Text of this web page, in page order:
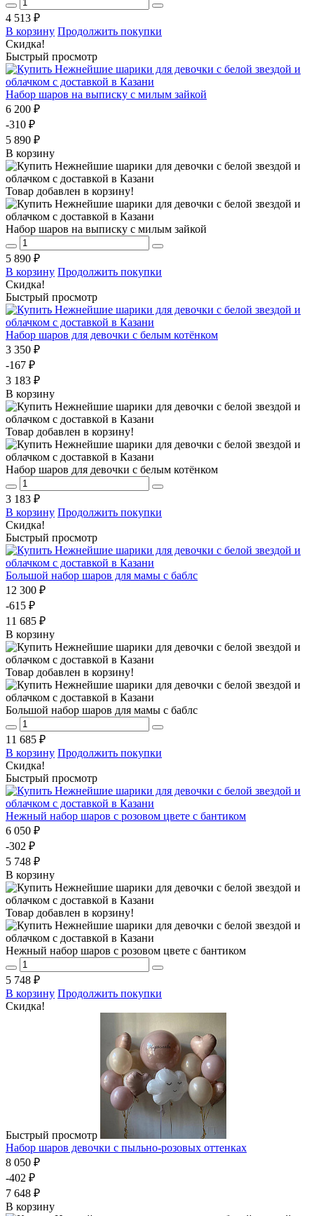
4 513 ₽
В корзину Продолжить покупки
Скидка!
Быстрый просмотр
Набор шаров на выписку с милым зайкой
6 200 ₽
-310 ₽
5 890 ₽
В корзину
Товар добавлен в корзину!
Набор шаров на выписку с милым зайкой
5 890 ₽
В корзину Продолжить покупки
Скидка!
Быстрый просмотр
Набор шаров для девочки с белым котёнком
3 350 ₽
-167 ₽
3 183 ₽
В корзину
Товар добавлен в корзину!
Набор шаров для девочки с белым котёнком
3 183 ₽
В корзину Продолжить покупки
Скидка!
Быстрый просмотр
Большой набор шаров для мамы с баблс
12 300 ₽
-615 ₽
11 685 ₽
В корзину
Товар добавлен в корзину!
Большой набор шаров для мамы с баблс
11 685 ₽
В корзину Продолжить покупки
Скидка!
Быстрый просмотр
Нежный набор шаров с розовом цвете с бантиком
6 050 ₽
-302 ₽
5 748 ₽
В корзину
Товар добавлен в корзину!
Нежный набор шаров с розовом цвете с бантиком
5 748 ₽
В корзину Продолжить покупки
Скидка!
Быстрый просмотр
Набор шаров девочки с пыльно-розовых оттенках
8 050 ₽
-402 ₽
7 648 ₽
В корзину